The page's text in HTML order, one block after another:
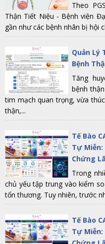
Theo
Thận Tiết Niệu - Bệnh viện
gần như các bệnh nhân bị hội
Quản Lý
Bệnh
Tăng
bệnh
tim mạch quan trọng, vừa
thận,...
Tế Bào
Tự Miễn:
Chứng
Trong
chủ yếu tập trung vào kiểm
tổn thương. Tuy nhiên, trước
Tế Bào
Tự Miễn: